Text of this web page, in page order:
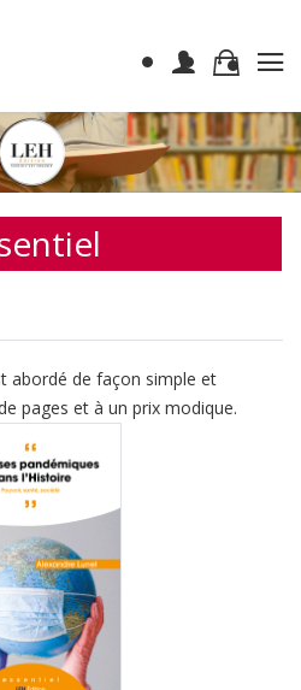
abordé de façon simple et
pages et à un prix modique.